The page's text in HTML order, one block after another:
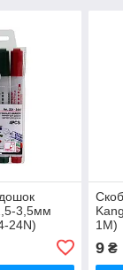
3,5мм
24N)
1M)
9 ₴